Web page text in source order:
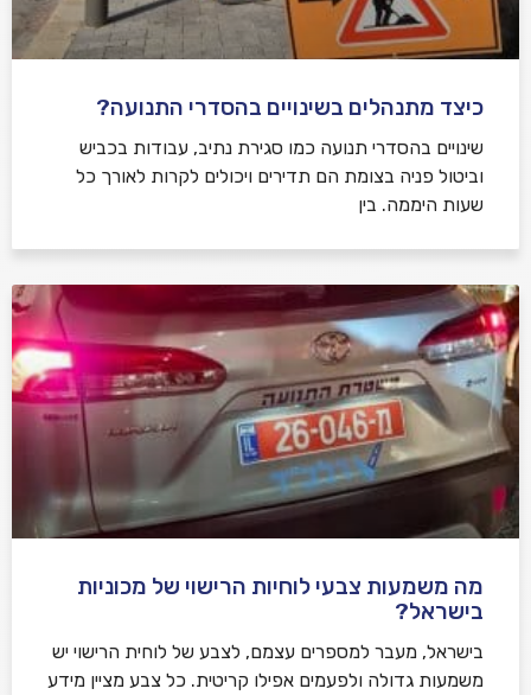
כיצד מתנהלים בשינויים בהסדרי התנועה?
שינויים בהסדרי תנועה כמו סגירת נתיב, עבודות בכביש
וביטול פניה בצומת הם תדירים ויכולים לקרות לאורך כל
שעות היממה. בין
מה משמעות צבעי לוחיות הרישוי של מכוניות
בישראל?
בישראל, מעבר למספרים עצמם, לצבע של לוחית הרישוי יש
משמעות גדולה ולפעמים אפילו קריטית. כל צבע מציין מידע